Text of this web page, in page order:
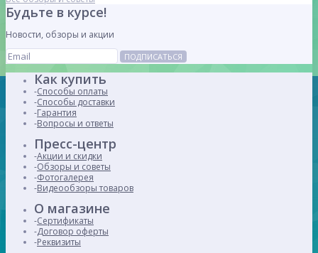
Будьте в курсе!
Новости, обзоры и акции
ПОДПИСАТЬСЯ
Как купить
Способы оплаты
Способы доставки
Гарантия
Вопросы и ответы
Пресс-центр
Акции и скидки
Обзоры и советы
Фотогалерея
Видеообзоры товаров
О магазине
Сертификаты
Договор оферты
Реквизиты